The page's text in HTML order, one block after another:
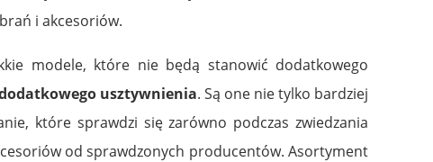
i akcesoriów.
modele, które nie będą stanowić dodatkowego
usztywnienia. Są one nie tylko bardziej
które sprawdzi się zarówno podczas zwiedzania
od sprawdzonych producentów. Asortyment